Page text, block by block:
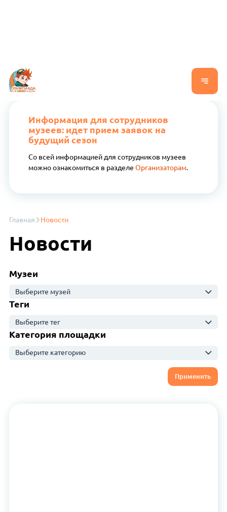
Информация для сотрудников
музеев: идет прием заявок на
будущий сезон
Со всей информацией для сотрудников музеев
можно ознакомиться в разделе Организаторам.
Главная Новости
Новости
Музеи
Выберите музей
Теги
Выберите тег
Категория площадки
Выберите категорию
Применить